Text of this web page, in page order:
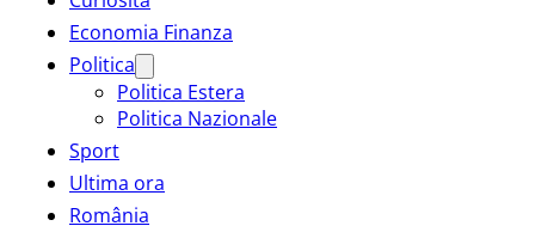
Economia Finanza
Politica
Politica Estera
Politica Nazionale
Sport
Ultima ora
România